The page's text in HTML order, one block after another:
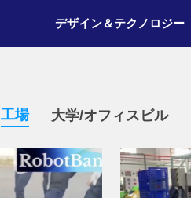
デザイン＆テクノロジー
工場 大学/オフィスビル